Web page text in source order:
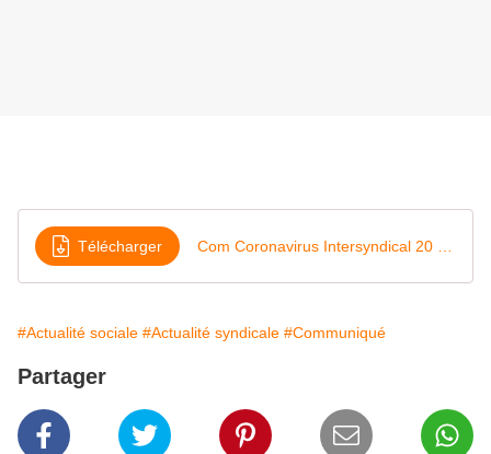
Télécharger
#Actualité sociale #Actualité syndicale #Communiqué
Partager